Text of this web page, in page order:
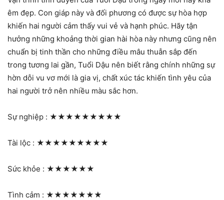
êm đẹp. Con giáp này và đối phương có được sự hòa hợp
khiến hai người cảm thấy vui vẻ và hạnh phúc. Hãy tận
hưởng những khoảng thời gian hài hòa này nhưng cũng nên
chuẩn bị tinh thần cho những điều mâu thuẫn sắp đến
trong tương lai gần, Tuổi Dậu nên biết rằng chính những sự
hờn dỗi vu vơ mới là gia vị, chất xúc tác khiến tình yêu của
hai người trở nên nhiều màu sắc hơn.
Sự nghiệp : ★★★★★★★★★
Tài lộc : ★★★★★★★★★
Sức khỏe : ★★★★★★
Tình cảm : ★★★★★★★